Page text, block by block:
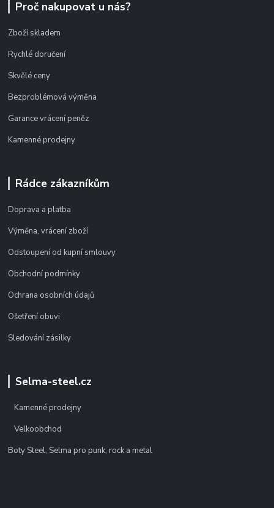
Proč nakupovat u nás?
Zboží skladem
Rychlé doručení
Skvělé ceny
Bezproblémová výměna
Garance vrácení peněz
Kamenné prodejny
Rádce zákazníkům
Doprava a platba
Výměna, vrácení zboží
Odstoupení od kupní smlouvy
Obchodní podmínky
Ochrana osobních údajů
Ošetření obuvi
Sledování zásilky
Selma-steel.cz
Kamenné prodejny
Velkoobchod
Boty Steel, Selma pro punk, rock a metal